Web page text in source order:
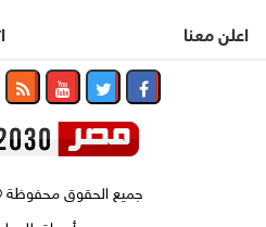
اعلن معنا
جميع الحقوق محفوظة